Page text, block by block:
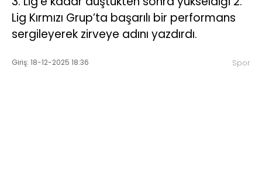
Lig Kırmızı Grup’ta başarılı bir performans
sergileyerek zirveye adını yazdırdı.
Giriş: 18-12-2025 18:36 Spor